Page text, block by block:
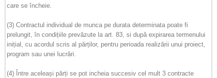
care se încheie.
(3) Contractul individual de munca pe durata determinata poate fi
prelungit, în condițiile prevăzute la art. 83, si după expirarea termenului
inițial, cu acordul scris al părților, pentru perioada realizării unui proiect,
program sau unei lucrări.
(4) Între aceleași părți se pot incheia succesiv cel mult 3 contracte